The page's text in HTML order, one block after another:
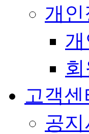
개인
고객센
공